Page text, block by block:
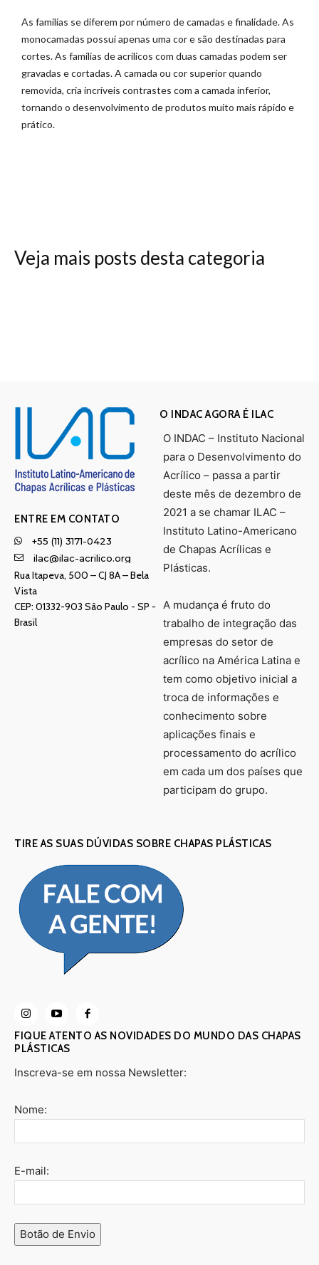
As famílias se diferem por número de camadas e finalidade. As
monocamadas possui apenas uma cor e são destinadas para
cortes. As famílias de acrílicos com duas camadas podem ser
gravadas e cortadas. A camada ou cor superior quando
removida, cria incríveis contrastes com a camada inferior,
tornando o desenvolvimento de produtos muito mais rápido e
prático.
Veja mais posts desta categoria
ENTRE EM CONTATO
+55 (11) 3171-0423
ilac@ilac-acrilico.org
Rua Itapeva, 500 – CJ 8A – Bela
Vista
CEP: 01332-903 Sâo Paulo - SP -
Brasil
O INDAC AGORA É ILAC
O INDAC – Instituto Nacional
para o Desenvolvimento do
Acrílico – passa a partir
deste mês de dezembro de
2021 a se chamar ILAC –
Instituto Latino-Americano
de Chapas Acrílicas e
Plásticas.
A mudança é fruto do
trabalho de integração das
empresas do setor de
acrílico na América Latina e
tem como objetivo inicial a
troca de informações e
conhecimento sobre
aplicações finais e
processamento do acrílico
em cada um dos países que
participam do grupo.
TIRE AS SUAS DÚVIDAS SOBRE CHAPAS PLÁSTICAS
FIQUE ATENTO AS NOVIDADES DO MUNDO DAS CHAPAS
PLÁSTICAS
Inscreva-se em nossa Newsletter:
Nome:
E-mail:
Botão de Envio